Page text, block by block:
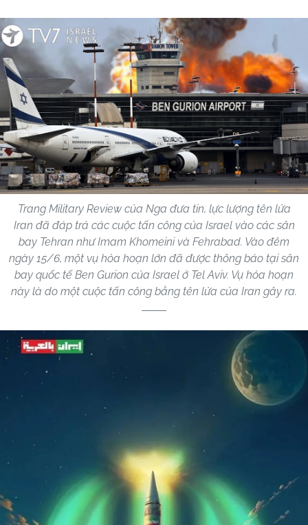
Trang Military Review của Nga đưa tin, lực lượng tên lửa
Iran đã đáp trả các cuộc tấn công của Israel vào các sân
bay Tehran như Imam Khomeini và Fehrabad. Vào đêm
ngày 15/6, một vụ hỏa hoạn lớn đã được thông báo tại sân
bay quốc tế Ben Gurion của Israel ở Tel Aviv. Vụ hỏa hoạn
này là do một cuộc tấn công bằng tên lửa của Iran gây ra.